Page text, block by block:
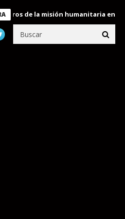
de la misión humanitaria enviada a